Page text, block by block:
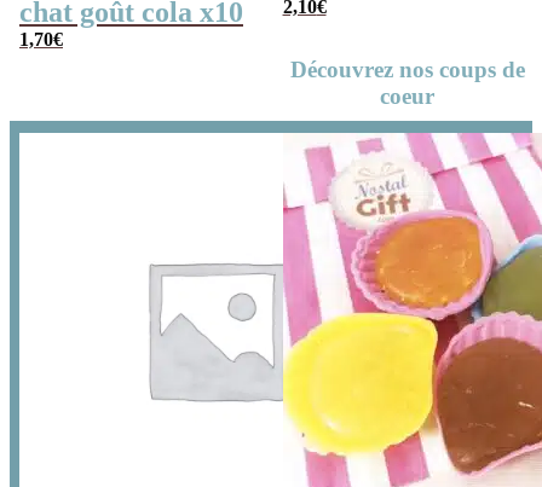
chat goût cola x10
1,70€
2,10€
Découvrez nos coups de
coeur